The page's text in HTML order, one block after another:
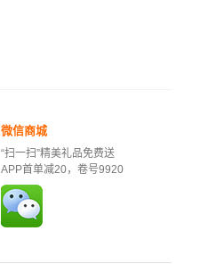
微信商城
“扫一扫”精美礼品免费送
APP首单减20，卷号9920